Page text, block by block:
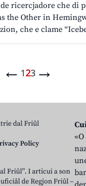
ricercjadore che di
the Other in
che e clame
← 123 →
dal Friûl
Policy
Friûl”. I articui a son
de Regjon Friûl –